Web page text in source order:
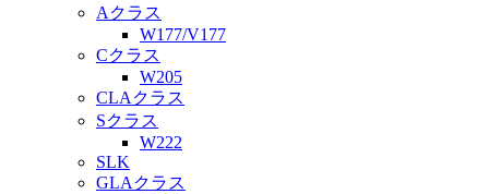
Aクラス
W177/V177
Cクラス
W205
CLAクラス
Sクラス
W222
SLK
GLAクラス